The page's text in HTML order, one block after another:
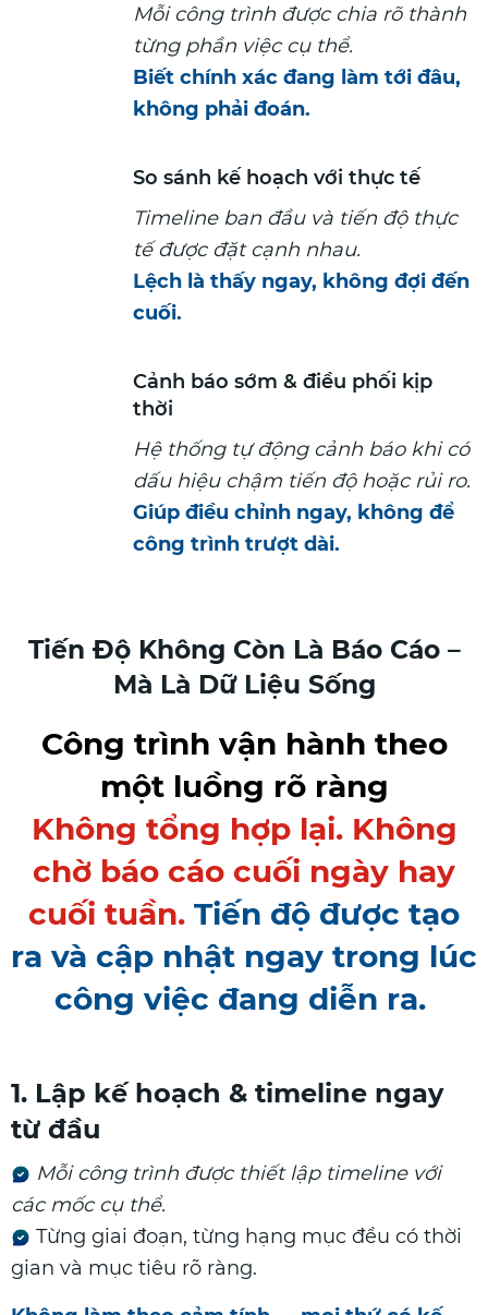
Mỗi công trình được chia rõ thành
từng phần việc cụ thể.
Biết chính xác đang làm tới đâu,
không phải đoán.
So sánh kế hoạch với thực tế
Timeline ban đầu và tiến độ thực
tế được đặt cạnh nhau.
Lệch là thấy ngay, không đợi đến
cuối.
Cảnh báo sớm & điều phối kịp
thời
Hệ thống tự động cảnh báo khi có
dấu hiệu chậm tiến độ hoặc rủi ro.
Giúp điều chỉnh ngay, không để
công trình trượt dài.
Tiến Độ Không Còn Là Báo Cáo –
Mà Là Dữ Liệu Sống
Công trình vận hành theo
một luồng rõ ràng
Không tổng hợp lại. Không
chờ báo cáo cuối ngày hay
cuối tuần. Tiến độ được tạo
ra và cập nhật ngay trong lúc
công việc đang diễn ra.
1. Lập kế hoạch & timeline ngay
từ đầu
Mỗi công trình được thiết lập timeline với
các mốc cụ thể.
Từng giai đoạn, từng hạng mục đều có thời
gian và mục tiêu rõ ràng.